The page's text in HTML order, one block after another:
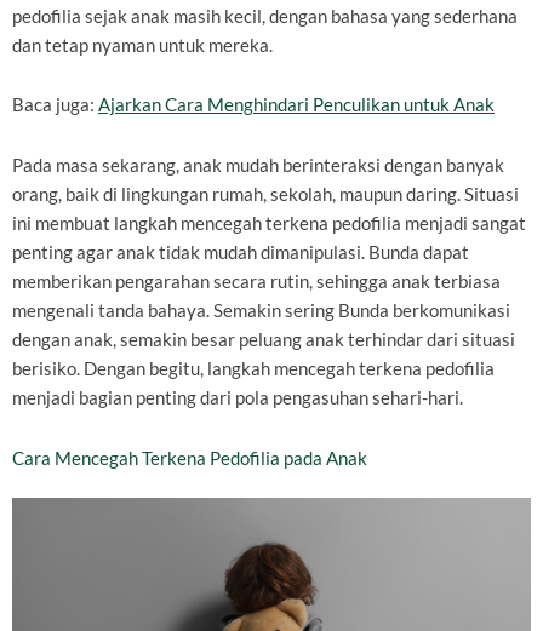
pedofilia sejak anak masih kecil, dengan bahasa yang sederhana
dan tetap nyaman untuk mereka.
Baca juga: Ajarkan Cara Menghindari Penculikan untuk Anak
Pada masa sekarang, anak mudah berinteraksi dengan banyak
orang, baik di lingkungan rumah, sekolah, maupun daring. Situasi
ini membuat langkah mencegah terkena pedofilia menjadi sangat
penting agar anak tidak mudah dimanipulasi. Bunda dapat
memberikan pengarahan secara rutin, sehingga anak terbiasa
mengenali tanda bahaya. Semakin sering Bunda berkomunikasi
dengan anak, semakin besar peluang anak terhindar dari situasi
berisiko. Dengan begitu, langkah mencegah terkena pedofilia
menjadi bagian penting dari pola pengasuhan sehari-hari.
Cara Mencegah Terkena Pedofilia pada Anak